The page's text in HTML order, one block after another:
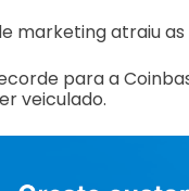
marketing atraiu as
para a
veiculado.